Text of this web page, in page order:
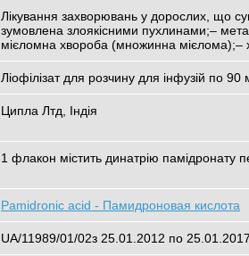
Лікування захворювань у дорослих, що
зумовлена злоякісними пухлинами;–
мієломна хвороба (множинна мієлома);–
Ліофілізат для розчину для інфузій по
Ципла Лтд, Індія
1 флакон містить динатрію памідронату
Pamidronic acid - Памидроновая кислота
UA/11989/01/02з 25.01.2012 по